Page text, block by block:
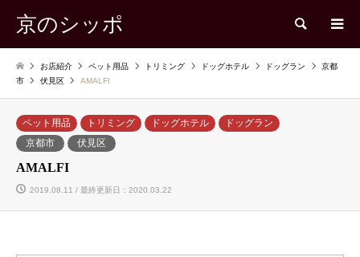
京のシッポ 検索
お店紹介 ペット用品 トリミング ドッグホテル ドッグラン
京都
市
伏見区 AMALFI
ペット用品 トリミング ドッグホテル
ドッグラン
京都市
伏見区
AMALFI
2019.08.11 / 最終更新日：2020.03.22